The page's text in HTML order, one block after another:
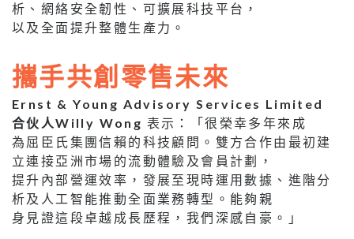
析、網絡安全韌性、可擴展科技平台，
以及全面提升整體生產力。
攜手共創零售未來
Ernst & Young Advisory Services Limited
合伙人Willy Wong 表示：「很榮幸多年來成
為屈臣氏集團信賴的科技顧問。雙方合作由最初建
立連接亞洲市場的流動體驗及會員計劃，
提升內部營運效率，發展至現時運用數據、進階分
析及人工智能推動全面業務轉型。能夠親
身見證這段卓越成長歷程，我們深感自豪。」